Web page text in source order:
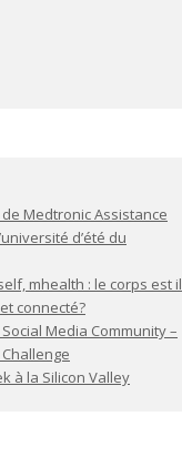
Medtronic Assistance
d’été du
mhealth : le corps est il
connecté?
Media Community –
à la Silicon Valley